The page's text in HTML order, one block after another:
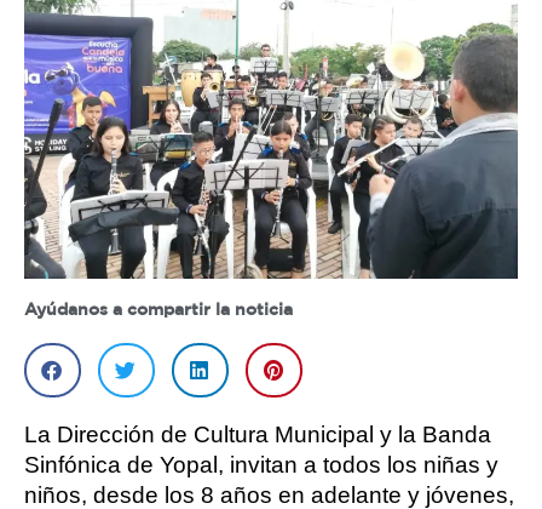
Ayúdanos a compartir la noticia
La Dirección de Cultura Municipal y la Banda
Sinfónica de Yopal, invitan a todos los niñas y
niños, desde los 8 años en adelante y jóvenes,